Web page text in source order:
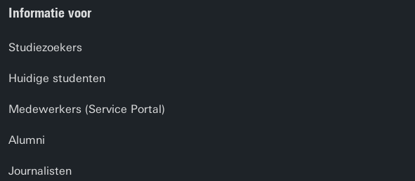
Informatie voor
Studiezoekers
Huidige studenten
Medewerkers (Service Portal)
Alumni
Journalisten